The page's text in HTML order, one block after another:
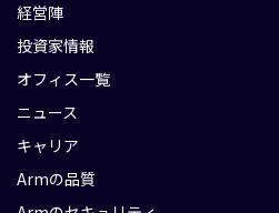
経営陣
投資家情報
オフィス一覧
ニュース
キャリア
Armの品質